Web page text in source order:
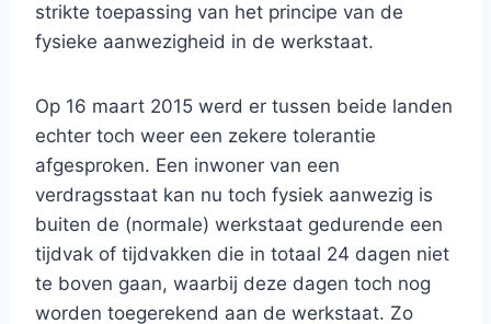
strikte toepassing van het principe van de
fysieke aanwezigheid in de werkstaat.
Op 16 maart 2015 werd er tussen beide landen
echter toch weer een zekere tolerantie
afgesproken. Een inwoner van een
verdragsstaat kan nu toch fysiek aanwezig is
buiten de (normale) werkstaat gedurende een
tijdvak of tijdvakken die in totaal 24 dagen niet
te boven gaan, waarbij deze dagen toch nog
worden toegerekend aan de werkstaat. Zo